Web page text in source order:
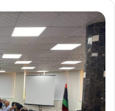
د
ك
ل
ل
ك
ت